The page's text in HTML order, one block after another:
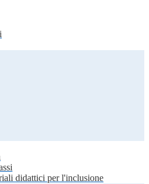
didattici per l'inclusione